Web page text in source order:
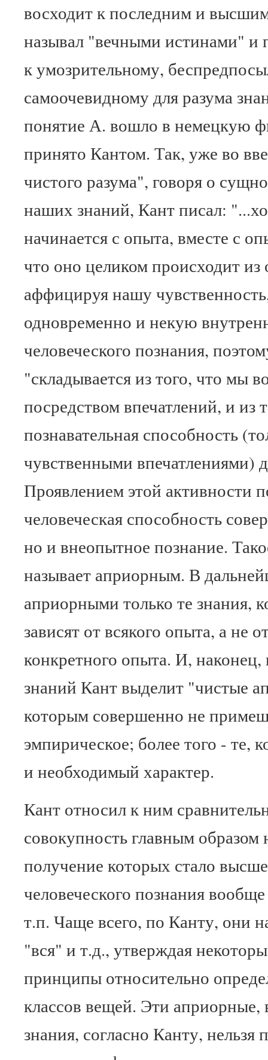
восходит к последним и
называл "вечными истинами" и
к умозрительному,
самоочевидному для разума
понятие А. вошло в немецкую
принято Кантом. Так, уже во
чистого разума", говоря о
наших знаний, Кант писал:
начинается с опыта, вместе с
что оно целиком происходит
аффицируя нашу
одновременно и некую
человеческого познания,
"складывается из того, что мы
посредством впечатлений, и из
познавательная способность
чувственными впечатлениями)
Проявлением этой активности
человеческая способность
но и внеопытное познание.
называет априорным. В
априорными только те знания,
зависят от всякого опыта, а не
конкретного опыта. И,
знаний Кант выделит "чистые
которым совершенно не
эмпирическое; более того - те,
и необходимый характер.
Кант относил к ним
совокупность главным
получение которых стало
человеческого познания
т.п. Чаще всего, по Канту, они
"вся" и т.д., утверждая
принципы относительно
классов вещей. Эти
знания, согласно Канту,